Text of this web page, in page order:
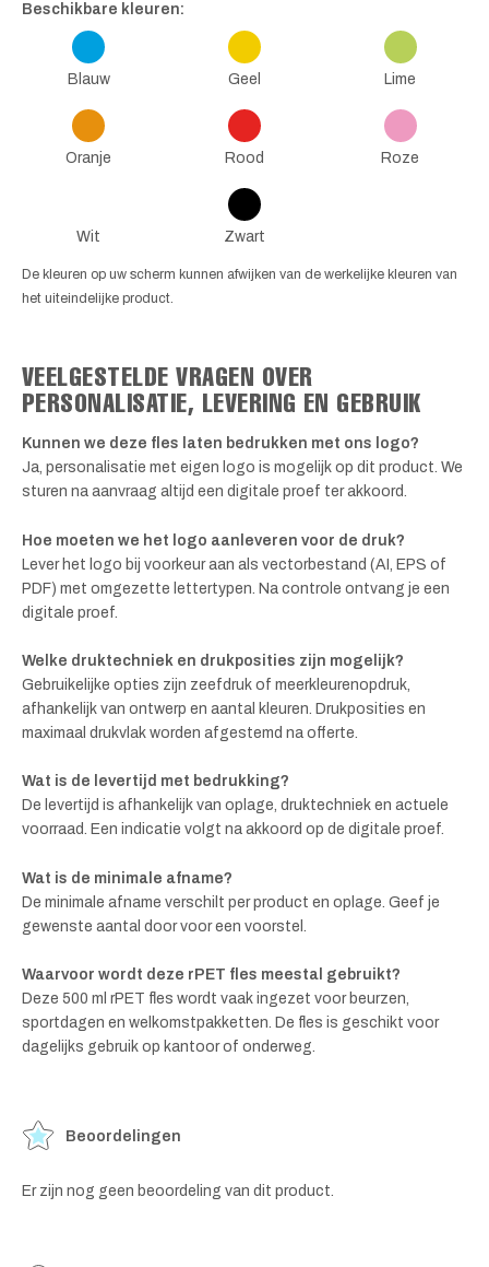
Beschikbare kleuren:
Blauw Geel Lime
Oranje Rood Roze
Wit Zwart
De kleuren op uw scherm kunnen afwijken van de werkelijke kleuren van
het uiteindelijke product.
VEELGESTELDE VRAGEN OVER
PERSONALISATIE, LEVERING EN GEBRUIK
Kunnen we deze fles laten bedrukken met ons logo?
Ja, personalisatie met eigen logo is mogelijk op dit product. We
sturen na aanvraag altijd een digitale proef ter akkoord.
Hoe moeten we het logo aanleveren voor de druk?
Lever het logo bij voorkeur aan als vectorbestand (AI, EPS of
PDF) met omgezette lettertypen. Na controle ontvang je een
digitale proef.
Welke druktechniek en drukposities zijn mogelijk?
Gebruikelijke opties zijn zeefdruk of meerkleurenopdruk,
afhankelijk van ontwerp en aantal kleuren. Drukposities en
maximaal drukvlak worden afgestemd na offerte.
Wat is de levertijd met bedrukking?
De levertijd is afhankelijk van oplage, druktechniek en actuele
voorraad. Een indicatie volgt na akkoord op de digitale proef.
Wat is de minimale afname?
De minimale afname verschilt per product en oplage. Geef je
gewenste aantal door voor een voorstel.
Waarvoor wordt deze rPET fles meestal gebruikt?
Deze 500 ml rPET fles wordt vaak ingezet voor beurzen,
sportdagen en welkomstpakketten. De fles is geschikt voor
dagelijks gebruik op kantoor of onderweg.
Beoordelingen
Er zijn nog geen beoordeling van dit product.